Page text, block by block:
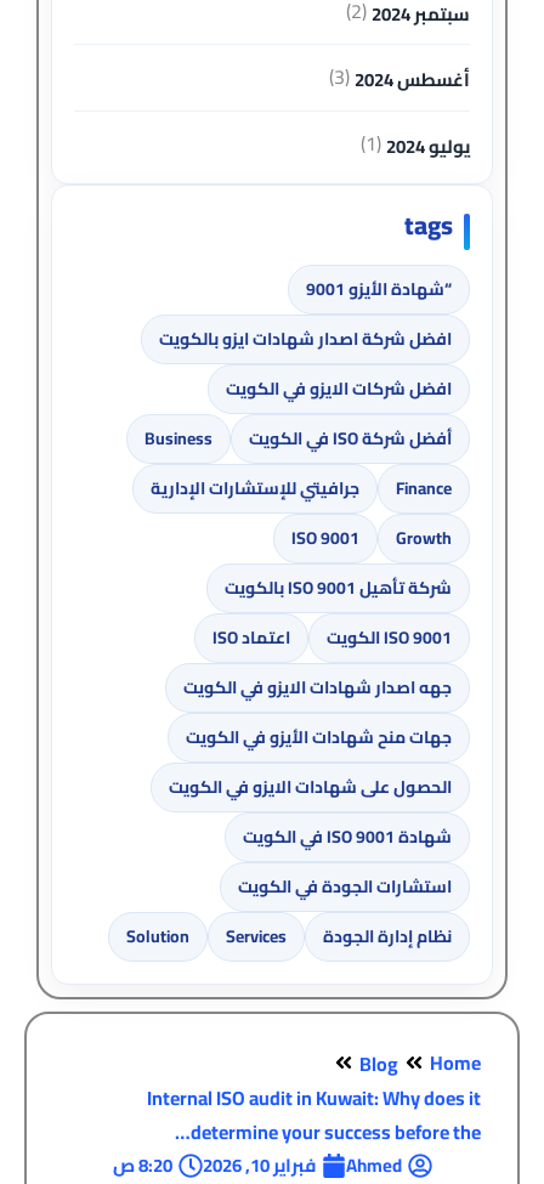
سبتمبر 2024 (2)
أغسطس 2024 (3)
يوليو 2024 (1)
tags
“شهادة الأيزو 9001
افضل شركة اصدار شهادات ايزو بالكويت
افضل شركات الايزو في الكويت
أفضل شركة ISO في الكويت
Business
Finance
جرافيتي للإستشارات الإدارية
Growth
ISO 9001
شركة تأهيل ISO 9001 بالكويت
ISO 9001 الكويت
اعتماد ISO
جهه اصدار شهادات الايزو في الكويت
جهات منح شهادات الأيزو في الكويت
الحصول على شهادات الايزو في الكويت
شهادة ISO 9001 في الكويت
استشارات الجودة في الكويت
نظام إدارة الجودة
Services
Solution
Home
Blog
Internal ISO audit in Kuwait: Why does it
determine your success before the…
Ahmed فبراير 10, 2026 8:20 ص